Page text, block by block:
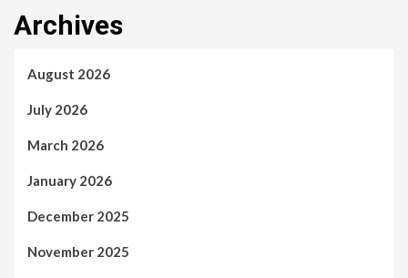
Archives
August 2026
July 2026
March 2026
January 2026
December 2025
November 2025